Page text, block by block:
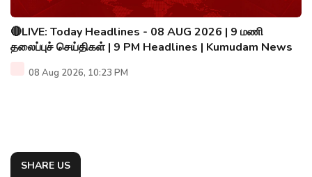
🔴LIVE: Today Headlines - 08 AUG 2026 | 9 மணி
தலைப்புச் செய்திகள் | 9 PM Headlines | Kumudam News
08 Aug 2026, 10:23 PM
SHARE US